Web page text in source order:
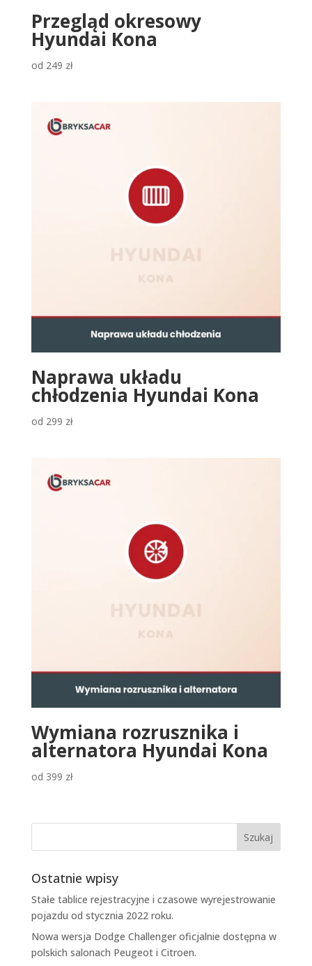
Przegląd okresowy
Hyundai Kona
od 249 zł
Naprawa układu
chłodzenia Hyundai Kona
od 299 zł
Wymiana rozrusznika i
alternatora Hyundai Kona
od 399 zł
Ostatnie wpisy
Stałe tablice rejestracyjne i czasowe wyrejestrowanie
pojazdu od stycznia 2022 roku.
Nowa wersja Dodge Challenger oficjalnie dostępna w
polskich salonach Peugeot i Citroen.